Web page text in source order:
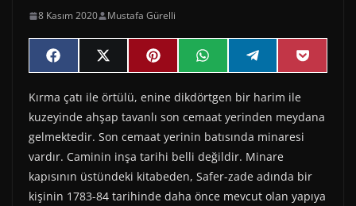
8 Kasım 2020 Mustafa Gürelli
Share
on
F
a
e
b
o
o
k
Share
on
X
(
w
i
t
t
e
r
)
Share
on
P
i
t
e
r
e
s
t
Share
on
W
h
t
s
A
p
p
Share
on
e
e
g
r
a
m
Share
on
P
o
e
t
Kırma çatı ile örtülü, enine dikdörtgen bir harim ile
kuzeyinde ahşap tavanlı son cemaat yerinden meydana
gelmektedir. Son cemaat yerinin batısında minaresi
vardır. Caminin inşa tarihi belli değildir. Minare
kapısının üstündeki kitabeden, Safer-zade adında bir
kişinin 1783-84 tarihinde daha önce mevcut olan yapıya